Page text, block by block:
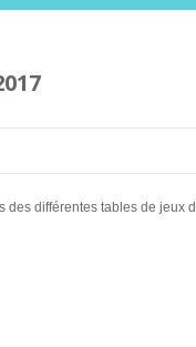
différentes tables de jeux